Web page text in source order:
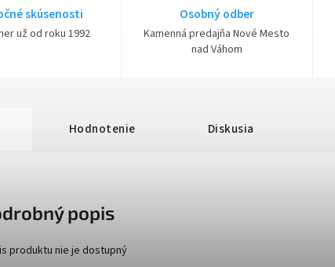
skúsenosti
už od roku 1992
Osobný odber
Kamenná predajňa Nové Mesto
nad Váhom
Hodnotenie Diskusia
popis
produktu nie je dostupný